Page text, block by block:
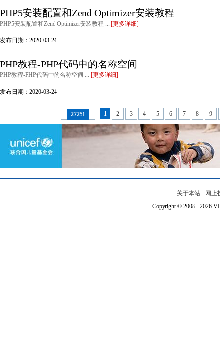
PHP5安装配置和Zend Optimizer安装教程
PHP5安装配置和Zend Optimizer安装教程 ... [更多详细]
发布日期：2020-03-24
PHP教程-PHP代码中的名称空间
PHP教程-PHP代码中的名称空间 ... [更多详细]
发布日期：2020-03-24
27251 1 2 3 4 5 6 7 8 9
关于本站 - 网上
Copyright © 2008 - 2026